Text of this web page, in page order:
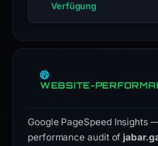
Verfügung
WEBSITE-
Google PageSpeed Insights
performance audit of